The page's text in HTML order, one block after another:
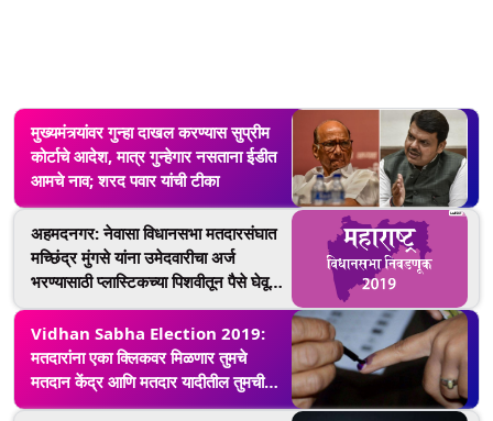
मुख्यमंत्र्यांवर गुन्हा दाखल करण्यास सुप्रीम
कोर्टाचे आदेश, मात्र गुन्हेगार नसताना ईडीत
आमचे नाव; शरद पवार यांची टीका
अहमदनगर: नेवासा विधानसभा मतदारसंघात
मच्छिंद्र मुंगसे यांना उमेदवारीचा अर्ज
भरण्यासाठी प्लास्टिकच्या पिशवीतून पैसे घेवून
येणे पडले महागात; 5 हजारांचा दंड
Vidhan Sabha Election 2019:
मतदारांना एका क्लिकवर मिळणार तुमचे
मतदान केंद्र आणि मतदार यादीतील तुमची
सविस्तर माहिती